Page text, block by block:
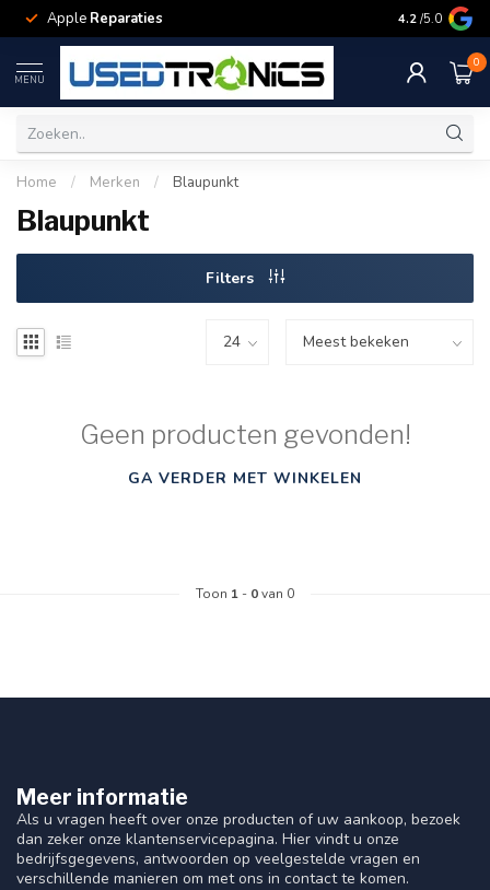
Apple Reparaties Samsung
4.2 /5.0
MENU
0
Home / Merken / Blaupunkt
Blaupunkt
Filters
Geen producten gevonden!
GA VERDER MET WINKELEN
Toon 1 - 0van 0
Meer informatie
Als u vragen heeft over onze producten of uw aankoop, bezoek
dan zeker onze klantenservicepagina. Hier vindt u onze
bedrijfsgegevens, antwoorden op veelgestelde vragen en
verschillende manieren om met ons in contact te komen.